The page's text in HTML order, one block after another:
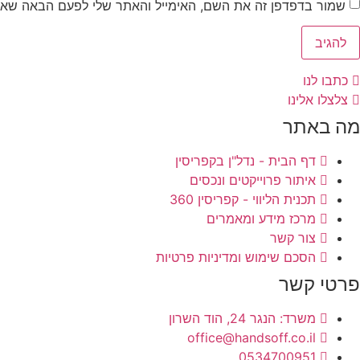
שמור בדפדפן זה את השם, האימייל והאתר שלי לפעם הבאה
כתבו לנו
צלצלו אלינו
מה באתר
דף הבית - נדל"ן בקפריסין
איתור פרוייקטים ונכסים
תכנית הליווי - קפריסין 360
מרכז מידע ומאמרים
צור קשר
הסכם שימוש ומדיניות פרטיות
פרטי קשר
משרד: הנגר 24, הוד השרון
office@handsoff.co.il
0534700951